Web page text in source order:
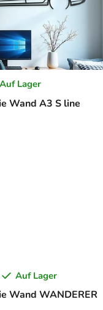
Wand A3 S line
Auf Lager
Wand WANDERER
Auf Lager